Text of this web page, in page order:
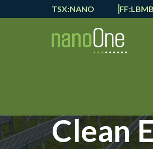
TSX:NANO FF:LBMB
Clean